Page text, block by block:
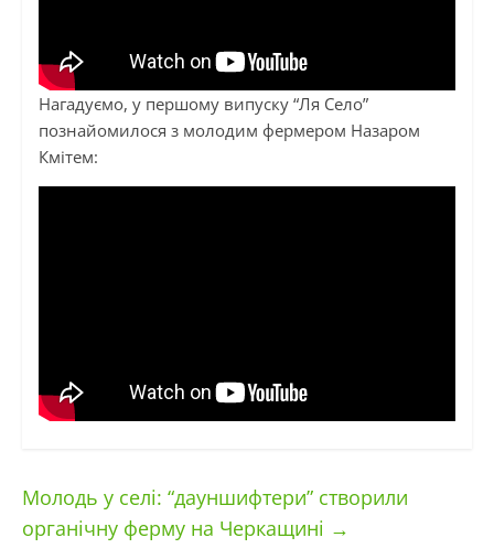
Нагадуємо, у першому випуску “Ля Село”
познайомилося з молодим фермером Назаром
Кмітем:
Молодь у селі: “дауншифтери” створили
органічну ферму на Черкащині →